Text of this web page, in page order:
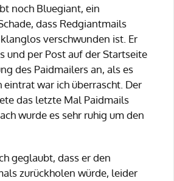
noch Bluegiant, ein
dass Redgiantmails
verschwunden ist. Er
und per Post auf der Startseite
des Paidmailers an, als es
eintrat war ich überrascht. Der
das letzte Mal Paidmails
wurde es sehr ruhig um den
geglaubt, dass er den
zurückholen würde, leider